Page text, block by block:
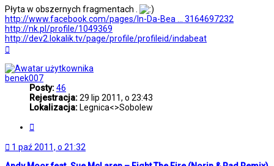
Płyta w obszernych fragmentach .
http://www.facebook.com/pages/In-Da-Bea ... 3164697232
http://nk.pl/profile/1049369
http://dev2.lokalik.tv/page/profile/profileid/indabeat
benek007
Posty:46
Rejestracja:29 lip 2011, o 23:43
Lokalizacja: Legnica<>Sobolew
1 paź 2011, o 21:32